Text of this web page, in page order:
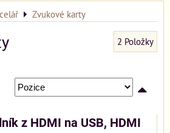
Zvukové karty
2 Položky
z HDMI na USB, HDMI